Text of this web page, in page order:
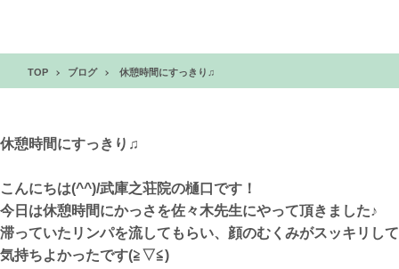
TOP ブログ 休憩時間にすっきり♫
休憩時間にすっきり♫
こんにちは(^^)/武庫之荘院の樋口です！
今日は休憩時間にかっさを佐々木先生にやって頂きました♪
滞っていたリンパを流してもらい、顔のむくみがスッキリして
気持ちよかったです(≧▽≦)